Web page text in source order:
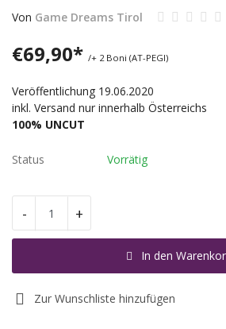
Wunschliste
Kontakt
Blog
Was ist PanterZONE?
Anmeldung
Standort
Von Game Dreams Tirol
€69,90* /+ 2 Boni (AT-PEGI)
Veröffentlichung 19.06.2020
inkl. Versand nur innerhalb Österreichs
100% UNCUT
Status Vorrätig
- +
In den
Zur Wunschliste hinzufügen